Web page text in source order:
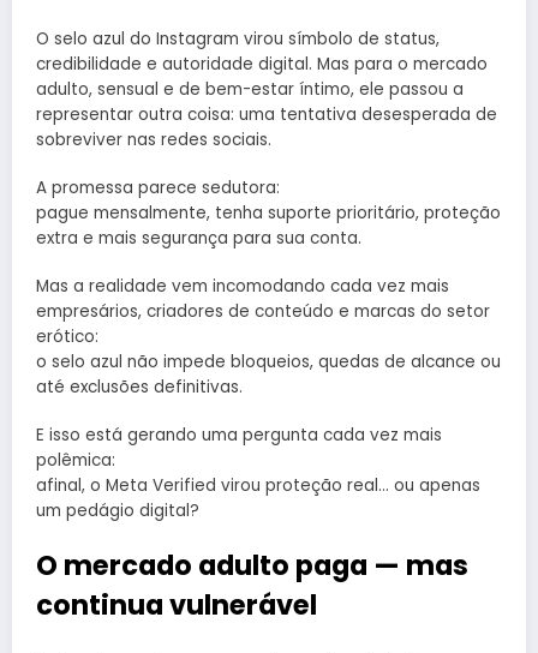
O selo azul do Instagram virou símbolo de status,
credibilidade e autoridade digital. Mas para o mercado
adulto, sensual e de bem-estar íntimo, ele passou a
representar outra coisa: uma tentativa desesperada de
sobreviver nas redes sociais.
A promessa parece sedutora:
pague mensalmente, tenha suporte prioritário, proteção
extra e mais segurança para sua conta.
Mas a realidade vem incomodando cada vez mais
empresários, criadores de conteúdo e marcas do setor
erótico:
o selo azul não impede bloqueios, quedas de alcance ou
até exclusões definitivas.
E isso está gerando uma pergunta cada vez mais
polêmica:
afinal, o Meta Verified virou proteção real… ou apenas
um pedágio digital?
O mercado adulto paga — mas
continua vulnerável